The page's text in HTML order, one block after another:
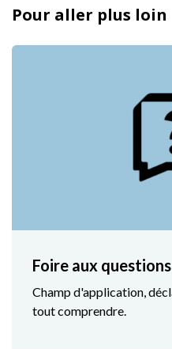
Pour aller plus loin
Foire aux questions
Champ d'application,
tout comprendre.